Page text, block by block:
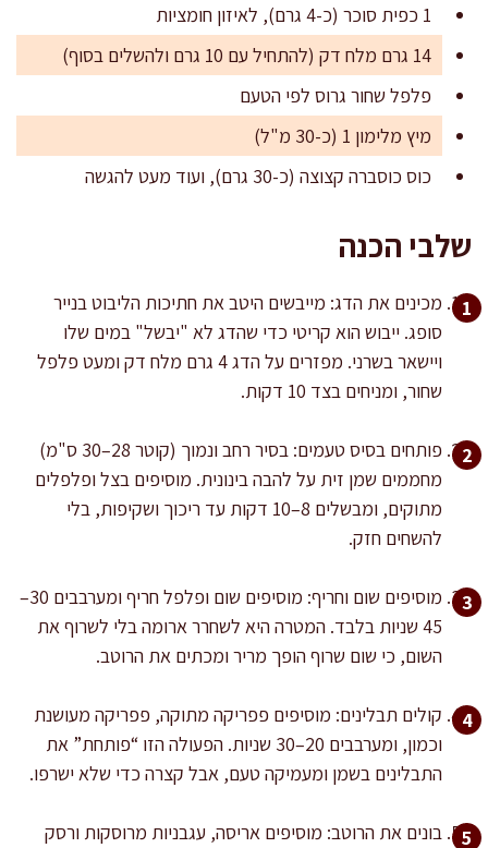
1 כפית סוכר (כ-4 גרם), לאיזון חומציות
14 גרם מלח דק (להתחיל עם 10 גרם ולהשלים בסוף)
פלפל שחור גרוס לפי הטעם
מיץ מלימון 1 (כ-30 מ"ל)
כוס כוסברה קצוצה (כ-30 גרם), ועוד מעט להגשה
שלבי הכנה
מכינים את הדג: מייבשים היטב את חתיכות הליבוט בנייר
סופג. ייבוש הוא קריטי כדי שהדג לא "יבשל" במים שלו
ויישאר בשרני. מפזרים על הדג 4 גרם מלח דק ומעט פלפל
שחור, ומניחים בצד 10 דקות.
פותחים בסיס טעמים: בסיר רחב ונמוך (קוטר 28–30 ס"מ)
מחממים שמן זית על להבה בינונית. מוסיפים בצל ופלפלים
מתוקים, ומבשלים 8–10 דקות עד ריכוך ושקיפות, בלי
להשחים חזק.
מוסיפים שום וחריף: מוסיפים שום ופלפל חריף ומערבבים 30–
45 שניות בלבד. המטרה היא לשחרר ארומה בלי לשרוף את
השום, כי שום שרוף הופך מריר ומכתים את הרוטב.
קולים תבלינים: מוסיפים פפריקה מתוקה, פפריקה מעושנת
וכמון, ומערבבים 20–30 שניות. הפעולה הזו “פותחת” את
התבלינים בשמן ומעמיקה טעם, אבל קצרה כדי שלא ישרפו.
בונים את הרוטב: מוסיפים אריסה, עגבניות מרוסקות ורסק